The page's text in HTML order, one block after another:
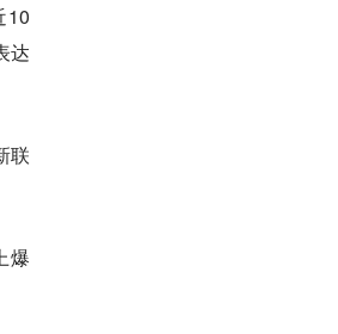
10
达
联
爆